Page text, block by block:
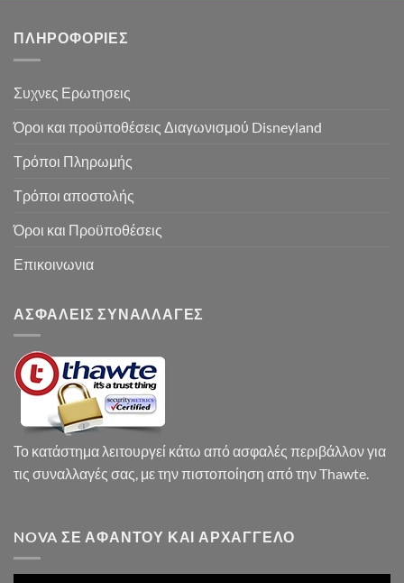
ΠΛΗΡΟΦΟΡΙΕΣ
Συχνες Ερωτησεις
Όροι και προϋποθέσεις Διαγωνισμού Disneyland
Τρόποι Πληρωμής
Τρόποι αποστολής
Όροι και Προϋποθέσεις
Επικοινωνια
ΑΣΦΑΛΕΙΣ ΣΥΝΑΛΛΑΓΕΣ
Το κατάστημα λειτουργεί κάτω από ασφαλές περιβάλλον για
τις συναλλαγές σας, με την πιστοποίηση από την Thawte.
NOVA ΣΕ ΑΦΆΝΤΟΥ ΚΑΙ ΑΡΧΆΓΓΕΛΟ